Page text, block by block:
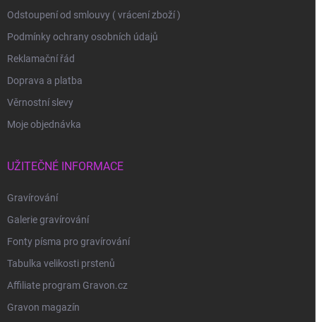
Odstoupení od smlouvy ( vrácení zboží )
Podmínky ochrany osobních údajů
Reklamační řád
Doprava a platba
Věrnostní slevy
Moje objednávka
UŽITEČNÉ INFORMACE
Gravírování
Galerie gravírování
Fonty písma pro gravírování
Tabulka velikosti prstenů
Affiliate program Gravon.cz
Gravon magazín